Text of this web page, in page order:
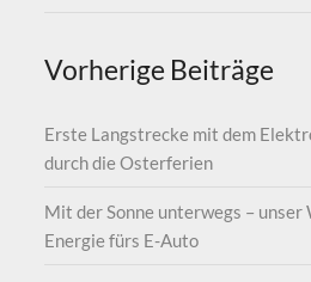
Vorherige Beiträge
Erste Langstrecke mit dem
durch die Osterferien
Mit der Sonne unterwegs – unser
Energie fürs E-Auto